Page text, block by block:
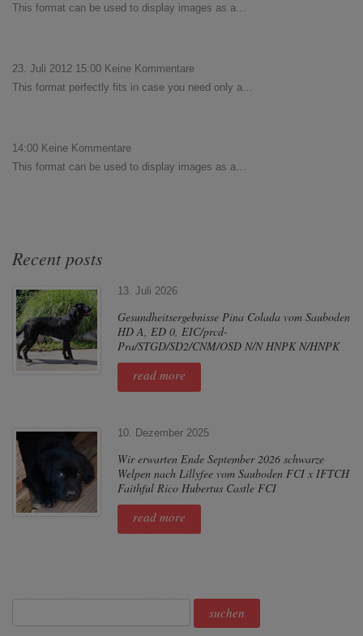
This format can be used to display images as a…
23. Juli 2012 15:00 Keine Kommentare
This format perfectly fits in case you need only a…
14:00 Keine Kommentare
This format can be used to display images as a…
Recent posts
13. Juli 2026
Gesundheitsergebnisse Pina Colada vom Sauboden
HD A, ED 0, EIC/prcd-
Pra/STGD/SD2/CNM/OSD N/N HNPK N/HNPK
read more
10. Dezember 2025
Wir erwarten Ende September 2026 schwarze
Welpen nach Lillyfee vom Sauboden FCI x IFTCH
Faithful Rico Hubertus Castle FCI
read more